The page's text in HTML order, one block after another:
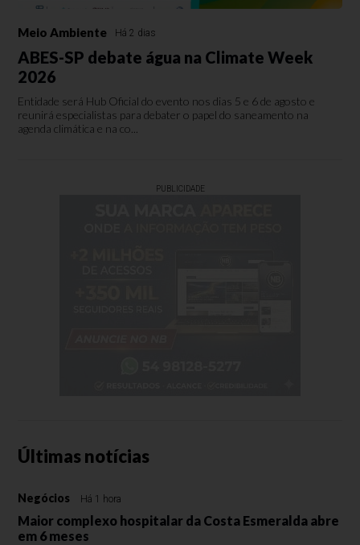
Meio Ambiente Há 2 dias
ABES-SP debate água na Climate Week
2026
Entidade será Hub Oficial do evento nos dias 5 e 6 de agosto e
reunirá especialistas para debater o papel do saneamento na
agenda climática e na co...
PUBLICIDADE
Últimas notícias
Negócios Há 1 hora
Maior complexo hospitalar da Costa Esmeralda abre
em 6 meses